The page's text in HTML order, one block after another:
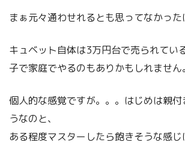
まぁ元々通わせれるとも思ってなかった
キュベット自体は3万円台で売られてい
子で家庭でやるのもありかもしれません。
個人的な感覚ですが。。。はじめは親
うなのと、
ある程度マスターしたら飽きそうな感じ